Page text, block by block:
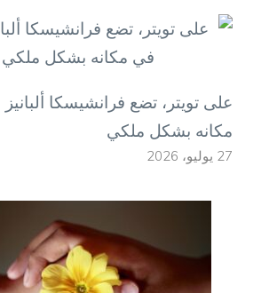
على تويتر، تضع فرانشيسكا ألبانيز
مكانه بشكل ملكي
27 يوليو، 2026